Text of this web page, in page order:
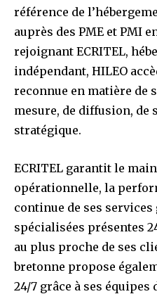
référence de
auprès des PME et PMI
rejoignant ECRITEL,
indépendant, HILEO
reconnue en matière de
mesure, de diffusion, de
stratégique.
ECRITEL garantit le
opérationnelle, la
continue de ses services
spécialisées présentes
au plus proche de ses
bretonne propose
24/7 grâce à ses équipes